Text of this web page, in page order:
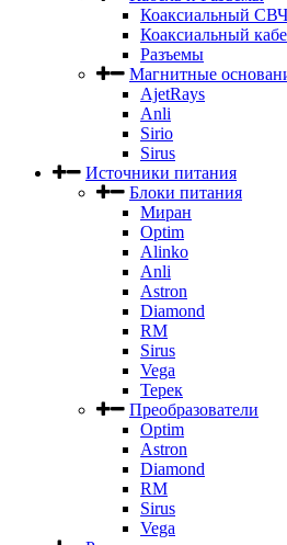
Коаксиальный
Коаксиальный
Разъемы
Магнитные
AjetRays
Anli
Sirio
Sirus
Источники питания
Блоки питания
Миран
Optim
Alinko
Anli
Astron
Diamond
RM
Sirus
Vega
Терек
Преобразователи
Optim
Astron
Diamond
RM
Sirus
Vega